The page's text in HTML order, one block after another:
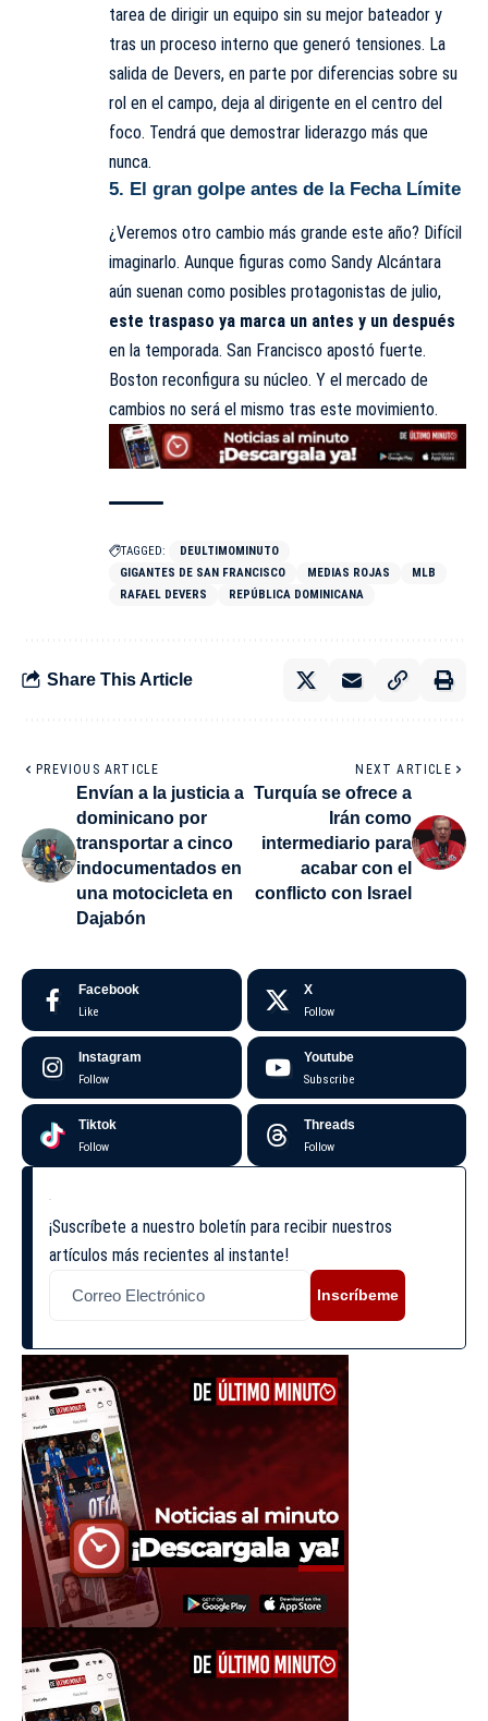
tarea de dirigir un equipo sin su mejor bateador y
tras un proceso interno que generó tensiones. La
salida de Devers, en parte por diferencias sobre su
rol en el campo, deja al dirigente en el centro del
foco. Tendrá que demostrar liderazgo más que
nunca.
5. El gran golpe antes de la Fecha Límite
¿Veremos otro cambio más grande este año? Difícil
imaginarlo. Aunque figuras como Sandy Alcántara
aún suenan como posibles protagonistas de julio,
este traspaso ya marca un antes y un después
en la temporada. San Francisco apostó fuerte.
Boston reconfigura su núcleo. Y el mercado de
cambios no será el mismo tras este movimiento.
TAGGED:
DEULTIMOMINUTO
GIGANTES DE SAN FRANCISCO
MEDIAS ROJAS
MLB
RAFAEL DEVERS
REPÚBLICA DOMINICANA
Share This Article
PREVIOUS ARTICLE
Envían a la justicia a
dominicano por
transportar a cinco
indocumentados en
una motocicleta en
Dajabón
NEXT ARTICLE
Turquía se ofrece a
Irán como
intermediario para
acabar con el
conflicto con Israel
Facebook
Like
X
Follow
Instagram
Follow
Youtube
Subscribe
Tiktok
Follow
Threads
Follow
¡Suscríbete a nuestro boletín para recibir nuestros
artículos más recientes al instante!
Inscríbeme